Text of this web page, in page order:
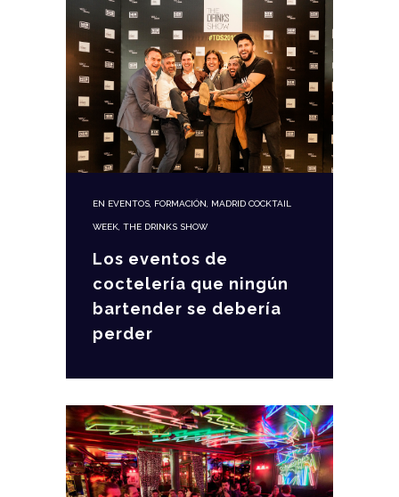
EN EVENTOS FORMACIÓN MADRID COCKTAIL
WEEK THE DRINKS SHOW
Los eventos de
coctelería que ningún
bartender se debería
perder